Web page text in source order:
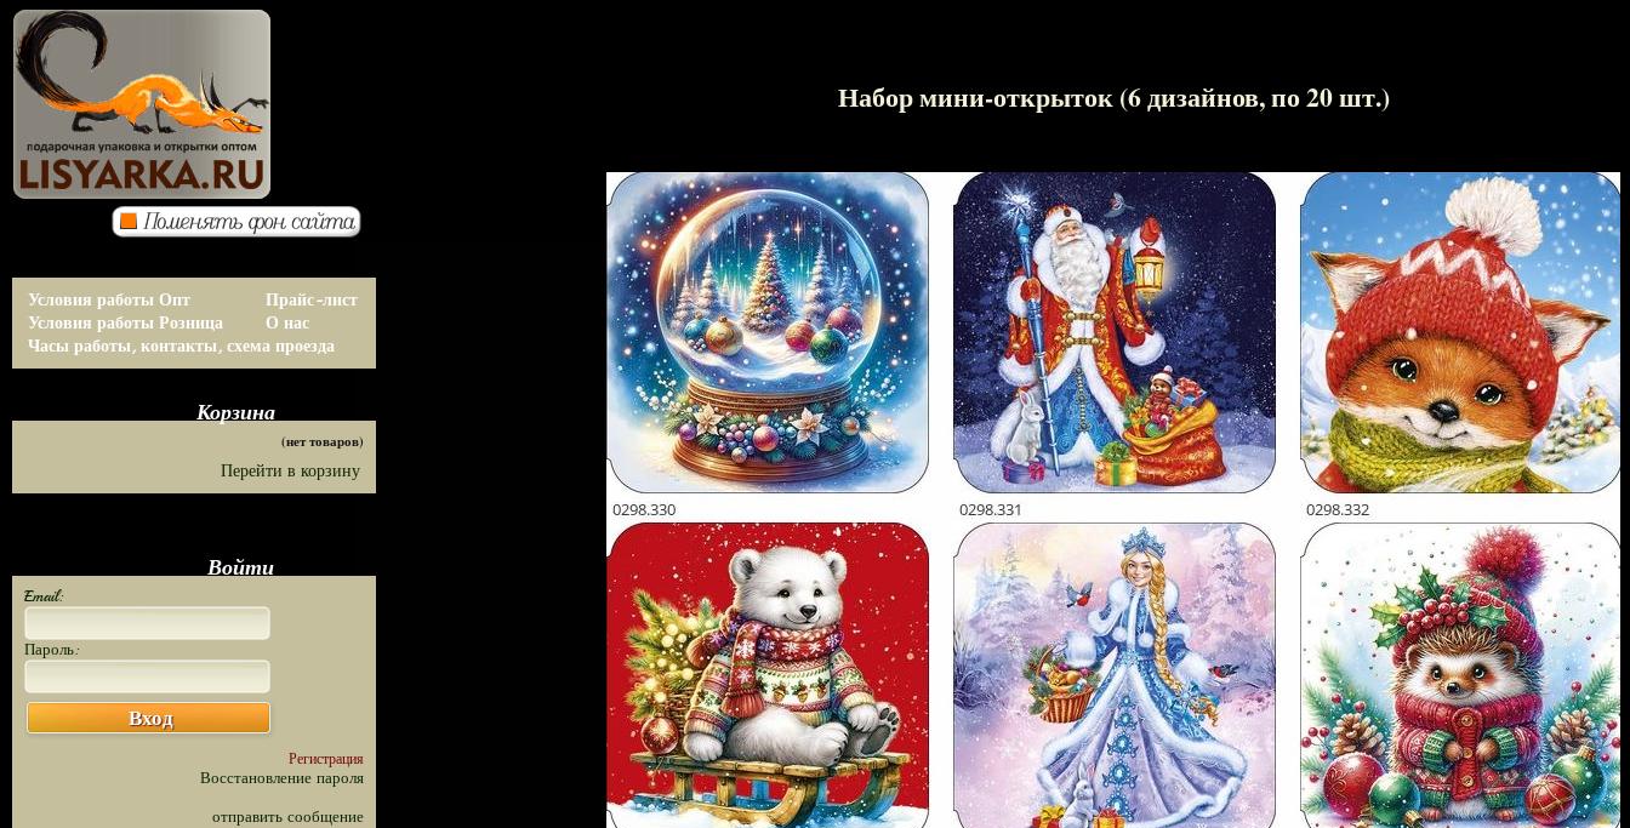
Условия работы Опт
Условия работы Розница
Прайс-лист
О нас
Часы работы, контакты, схема проезда
Корзина
(нет товаров)
Перейти в корзину
Войти
Email:
Пароль:
Вход
Регистрация
Восстановление пароля
отправить сообщение
Набор мини-открыток (6 дизайнов, по 20 шт.)